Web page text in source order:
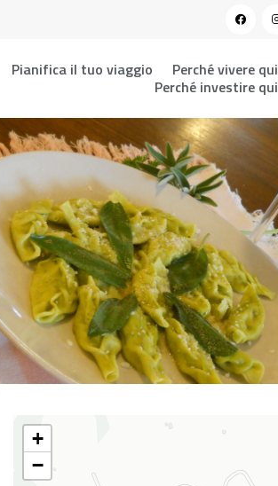
Pianifica il tuo viaggio
Perché vivere qui
Perché investire qui
+
−